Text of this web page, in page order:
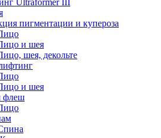
пигментации и купероза
и шея
шея, декольте
и шея
флеш